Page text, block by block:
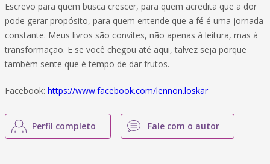
Escrevo para quem busca crescer, para quem acredita que a dor
pode gerar propósito, para quem entende que a fé é uma jornada
constante. Meus livros são convites, não apenas à leitura, mas à
transformação. E se você chegou até aqui, talvez seja porque
também sente que é tempo de dar frutos.
Facebook: https://www.facebook.com/lennon.loskar
Perfil completo Fale com o autor